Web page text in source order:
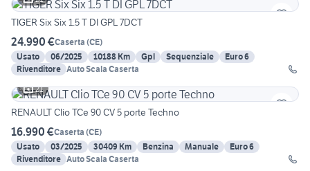
TIGER Six Six 1.5 T DI GPL 7DCT
24.990 €Caserta (CE)
Usato
06/2025 10188 Km Gpl Sequenziale
Euro 6
Rivenditore Auto Scala Caserta
21
RENAULT Clio TCe 90 CV 5 porte Techno
16.990 €Caserta (CE)
Usato
03/2025 30409 Km Benzina Manuale
Euro 6
Rivenditore Auto Scala Caserta